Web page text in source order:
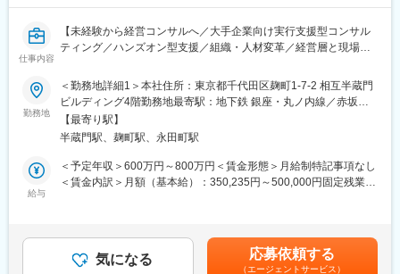
1. 調査・分析・戦略策定（診断フェーズ）
2. 実行支援・行動変容（実行フェーズ）
3. 検証・定着化（定着フェーズ）
クライアントの課題に合わせて、以下のプログラムを組み合わせ
て提供します。
◇成果創出プログラム：
営業、製造、経営企画などあらゆる部門において「マネジメント
づき」を与え、認識と行動を変えることで組織としての実行力を
高めます。
◇実践型研修：
仕事内容
【未経験から経営コンサルへ／大手企業向け実行支援型コンサル
ティング／ハンズオン型支援／組織・人材変革／経営層と現場を
／充実した研修制度／高いプロジェクトリピート率86％】
■業務内容：
戦略立案から現場への定着までクライアント企業に入り込み、組
織と人の行動変容を通じて「定量的な成果」を創出する実行支援
型コンサルティングをお任せします。
綺麗な戦略を描いて終わりにするファームではありません。 クラ
最大の特徴は、「経営層（戦略）」と「現場（実行）」の間に生
じる乖離を埋めることです。 トップマネジメントを巻き込みなが
勤務地
＜勤務地詳細1＞本社住所：東京都千代田区麹町1-7-2 相互半蔵門
ビルディング4階勤務地最寄駅：地下鉄 銀座・丸ノ内線／赤坂見
附駅受動喫煙対策：敷地内喫煙可能場所あり＜勤務地詳細2＞常駐
先クライアント企業住所：全国 受動喫煙対策：その他（就業地に
【最寄り駅】
半蔵門駅、麹町駅、永田町駅
給与
＜予定年収＞600万円～800万円＜賃金形態＞月給制特記事項なし
＜賃金内訳＞月額（基本給）：350,235円～500,000円固定残業手
給与補足＞上記＋プロジェクト期間中はアサイン手当（5,000円/
日）支給（例）20日稼働の場合約月10万円／年120万円程度上乗
気になる 応募依頼する
（エージェントサービス）